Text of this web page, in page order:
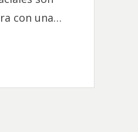
con una…